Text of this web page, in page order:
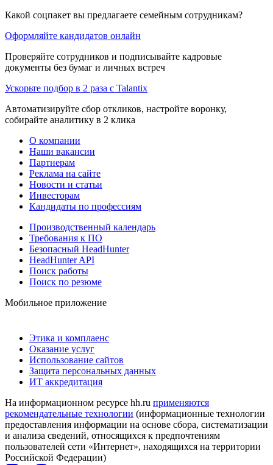
Какой соцпакет вы предлагаете семейным сотрудникам?
Оформляйте кандидатов онлайн
Проверяйте сотрудников и подписывайте кадровые
документы без бумаг и личных встреч
Ускорьте подбор в 2 раза с Talantix
Автоматизируйте сбор откликов, настройте воронку,
собирайте аналитику в 2 клика
О компании
Наши вакансии
Партнерам
Реклама на сайте
Новости и статьи
Инвесторам
Кандидаты по профессиям
Производственный календарь
Требования к ПО
Безопасный HeadHunter
HeadHunter API
Поиск работы
Поиск по резюме
Мобильное приложение
Этика и комплаенс
Оказание услуг
Использование сайтов
Защита персональных данных
ИТ аккредитация
На информационном ресурсе hh.ru применяются
рекомендательные технологии (информационные технологии
предоставления информации на основе сбора, систематизации
и анализа сведений, относящихся к предпочтениям
пользователей сети «Интернет», находящихся на территории
Российской Федерации)